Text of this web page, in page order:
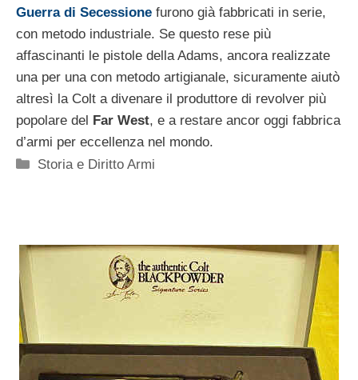
Guerra di Secessione furono già fabbricati in serie,
con metodo industriale. Se questo rese più
affascinanti le pistole della Adams, ancora realizzate
una per una con metodo artigianale, sicuramente aiutò
altresì la Colt a divenare il produttore di revolver più
popolare del Far West, e a restare ancor oggi fabbrica
d’armi per eccellenza nel mondo.
Categorie
Storia e Diritto Armi